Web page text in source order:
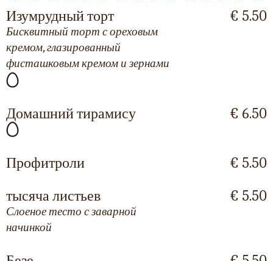
Изумрудный торт
Бисквитный торт с ореховым
кремом, глазированный
фисташковым кремом и зернами
€ 5.50
Домашний тирамису € 6.50
Профитроли
€ 5.50
тысяча листьев
Слоеное тесто с заварной
начинкой
€ 5.50